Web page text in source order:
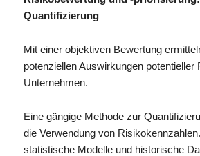
Quantifizierung
Mit einer objektiven Bewertung
potenziellen Auswirkungen potentieller
Unternehmen.
Eine gängige Methode zur
die Verwendung von
statistische Modelle und historische